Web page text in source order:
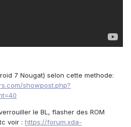
7 Nougat) selon cette methode:
showpost.php?
le BL, flasher des ROM
voir : https://forum.xda-